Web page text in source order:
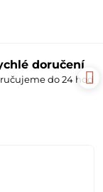
doručení
do 24 hodin